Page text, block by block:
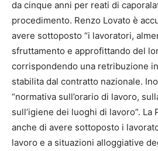
da cinque anni per reati di
procedimento. Renzo Lovato è
avere sottoposto “i lavoratori,
sfruttamento e approfittando del
corrispondendo una retribuzione
stabilita dal contratto nazionale.
“normativa sull’orario di lavoro,
sull’igiene dei luoghi di lavoro”.
anche di avere sottoposto i
lavoro e a situazioni alloggiative